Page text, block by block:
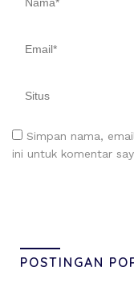
Simpan nama,
ini untuk komentar
POSTINGAN